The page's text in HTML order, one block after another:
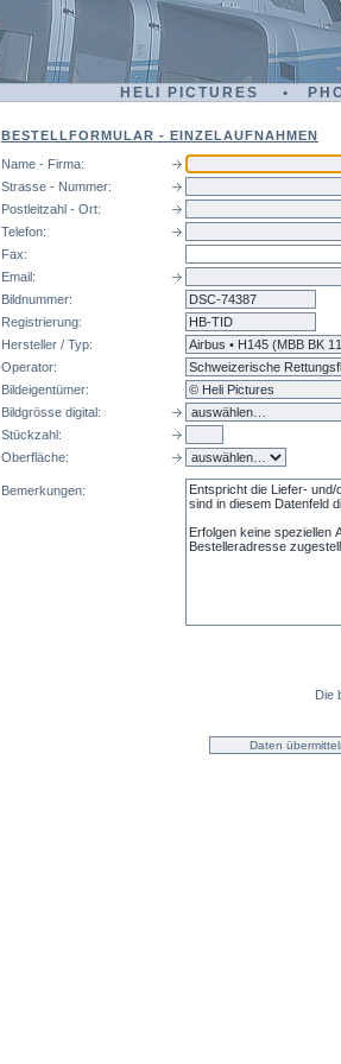
HELI PICTURES •
BESTELLFORMULAR - EINZELAUFNAHMEN
Name - Firma:
Strasse - Nummer:
Postleitzahl - Ort:
Telefon:
Fax:
Email:
Bildnummer:
Registrierung:
Hersteller / Typ:
Operator:
Bildeigentümer:
Bildgrösse digital:
Stückzahl:
Oberfläche:
Bemerkungen:
Die